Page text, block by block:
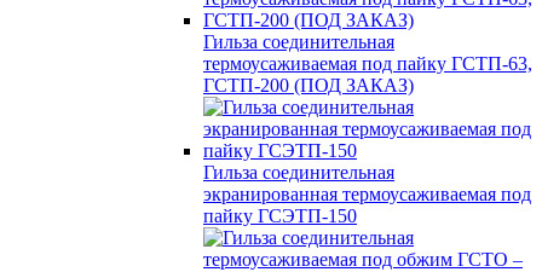
Гильза соединительная
термоусаживаемая под пайку ГСТП-63,
ГСТП-200 (ПОД ЗАКАЗ)
Гильза соединительная
экранированная термоусаживаемая под
пайку ГСЭТП-150